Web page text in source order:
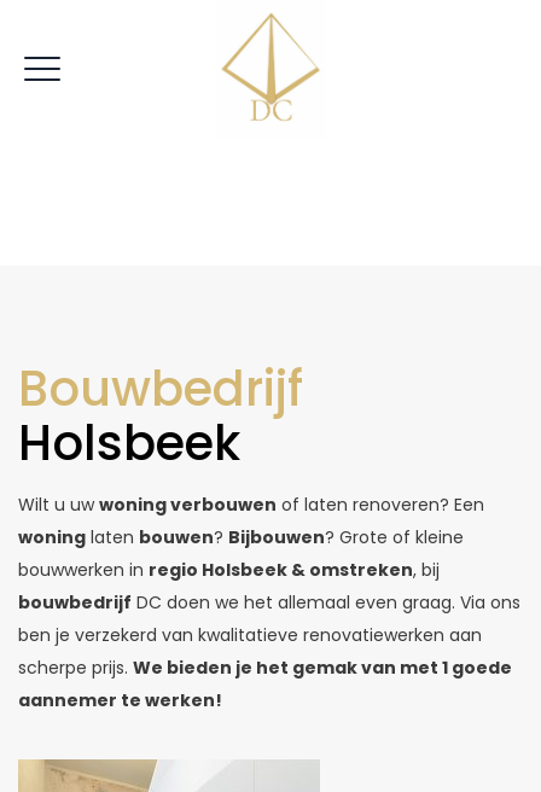
Bouwbedrijf
Holsbeek
Wilt u uwwoning verbouwen of laten renoveren? Een
woning laten bouwen? Bijbouwen? Grote of kleine
bouwwerken in regio Holsbeek & omstreken, bij
bouwbedrijf DC doen we het allemaal even graag. Via ons
ben je verzekerd van kwalitatieve renovatiewerken aan
scherpe prijs. We bieden je het gemak van met 1 goede
aannemer te werken!